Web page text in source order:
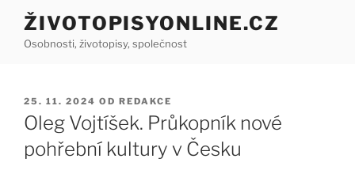
Přejít
obsahu
ŽIVOTOPISYONLINE.CZ
Osobnosti, životopisy, společnost
PUBLIKOVÁNO
25. 11. 2024 OD REDAKCE
Oleg Vojtíšek. Průkopník nové
pohřební kultury v Česku